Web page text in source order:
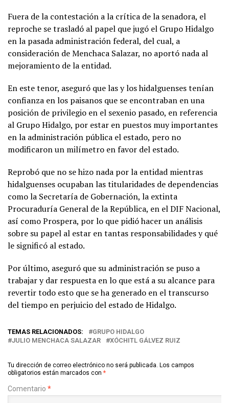
Fuera de la contestación a la crítica de la senadora, el
reproche se trasladó al papel que jugó el Grupo Hidalgo
en la pasada administración federal, del cual, a
consideración de Menchaca Salazar, no aportó nada al
mejoramiento de la entidad.
En este tenor, aseguró que las y los hidalguenses tenían
confianza en los paisanos que se encontraban en una
posición de privilegio en el sexenio pasado, en referencia
al Grupo Hidalgo, por estar en puestos muy importantes
en la administración pública el estado, pero no
modificaron un milímetro en favor del estado.
Reprobó que no se hizo nada por la entidad mientras
hidalguenses ocupaban las titularidades de dependencias
como la Secretaría de Gobernación, la extinta
Procuraduría General de la República, en el DIF Nacional,
así como Prospera, por lo que pidió hacer un análisis
sobre su papel al estar en tantas responsabilidades y qué
le significó al estado.
Por último, aseguró que su administración se puso a
trabajar y dar respuesta en lo que está a su alcance para
revertir todo esto que se ha generado en el transcurso
del tiempo en perjuicio del estado de Hidalgo.
TEMAS RELACIONADOS:
GRUPO HIDALGO
JULIO MENCHACA SALAZAR
XÓCHITL GÁLVEZ RUIZ
Tu dirección de correo electrónico no será publicada. Los campos
obligatorios están marcados con *
Comentario *